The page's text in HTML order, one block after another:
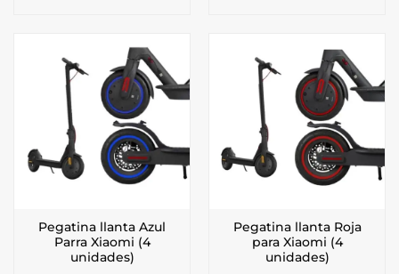
€51,90.
Pegatina llanta Azul
Parra Xiaomi (4
unidades)
Pegatina llanta Roja
para Xiaomi (4
unidades)